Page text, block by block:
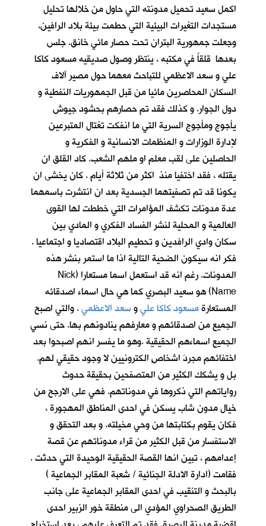
اكمل سعيد تحميل مدونته التي حاول من خلالها تحليل
مستجدات التغيرات البيئية التي حطمت بيئة بلاد الرافين،
وجعلت جمهورية البتران تحت حصار مائي خانق. جلس
بعدها قلقاً في مكتبه ، ينتظر وصول صديقيه مسعود كاكا
علي و سعد الاعظمي للتباحث معهما حول مصير آلاف
السكان المحاصرين مائيا من قبل الجمهوريات النفطية و
دول الجوار. و كذلك فقد تم حصارهم بحشود جيوش
يأجوج ومأجوج السرية التي ما انفكت تغتال المتبرعين
لإدارة الوزارات و المنظمات الانسانية و الفكرية و
الحاصلين على لقب معلم او ملهم الشعب. كاد القلق ان
يقتله ، فقد اختفيا منذ اكثر من ثلاثة أيام . كان يخشى ان
يكونا قد تم تصفيتهما الجسدية بعد ان انتشرت باسمهما
عدة مدونات تكشف المؤامرات التي خططت لها القوى
العالمية و المحلية لنشر الفساد الفكري و المادي بين
سكان وادي الرافدين و تحطيم البلاد اقتصاديا و اجتماعيا .
فكر انه سيكون الضحية التالية اذا ما استمر بنشر هذه
المدونات. رغم انه قد استعمل اسما مستعارا (Nick
Name) هو سعيد البصري
كما هي حال اسماء اصدقائه
المستعارةمسعود كاكا عليوسعد الاعظمي. والتي اصبح
الجميع من اصدقائهم و معارفهم ينادونهم بها. حتى نسي
الجميع اسماءهم الحقيقية .وهو ما يفسر انهم اصبحوا بعد
اختفائهم مجردَ اشخاصٍ الكترونيين لا وجود حقيقي لهم.
بل و يشكك الكثير من المتصفحين بحقيقة حدوث
رواياتهم التي ذكروها في مدوناتهم. فهي على الارجح من
خيال مدون شاب يسكن في احدى المناطق المهجورة ،
فكان يقوم بكتابتها من وحي مخيلته. و بعد التحقق و
الاستفسار من قبل الكثير من قراء مدوناتهم عن قصة
إعدامهم ، تبين انها القصة الحقيقية الوحيدة التي حدثت .
فقامت (ادارة الادلة الجنائية / شعبة المقابر الجماعية )
بالبحث و التنقيب في احدى المقابر الجماعية على جانب
الطريق الصحراوي المؤدي الى منطقة خور الزبير احدى